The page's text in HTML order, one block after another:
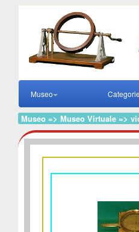
Museo Categorie
Museo => Museo Virtuale =>